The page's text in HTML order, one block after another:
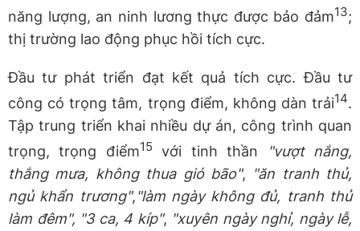
năng lượng, an ninh lương thực được bảo đảm13;
thị trường lao động phục hồi tích cực.
Đầu tư phát triển đạt kết quả tích cực. Đầu tư
công có trọng tâm, trọng điểm, không dàn trải14.
Tập trung triển khai nhiều dự án, công trình quan
trọng, trọng điểm15 với tinh thần
"vượt nắng,
thắng mưa, không thua gió bão", "ăn tranh thủ,
ngủ khẩn trương","làm ngày không đủ, tranh thủ
làm đêm", "3 ca, 4 kíp", "xuyên ngày nghỉ, ngày lễ,